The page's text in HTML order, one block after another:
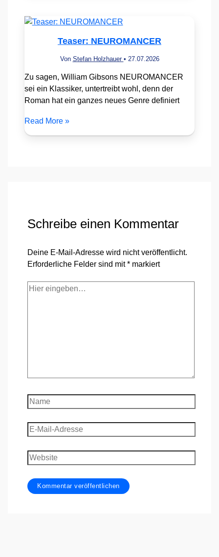
Teaser: NEUROMANCER
Von Stefan Holzhauer • 27.07.2026
Zu sagen, William Gibsons NEUROMANCER
sei ein Klassiker, untertreibt wohl, denn der
Roman hat ein ganzes neues Genre definiert
Read More »
Schreibe einen Kommentar
Deine E-Mail-Adresse wird nicht veröffentlicht.
Erforderliche Felder sind mit* markiert
Hier
Name
E-
Mail-
Adresse
Website